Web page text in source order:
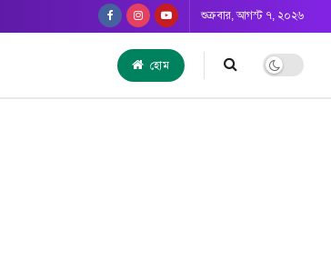
শুক্রবার, আগস্ট ৭, ২০২৬
হোম